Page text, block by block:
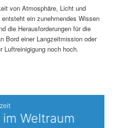
von Atmosphäre, Licht und
ein zunehmendes Wissen
die Herausforderungen für die
Bord einer Langzeitmission oder
Luftreinigigung noch hoch.